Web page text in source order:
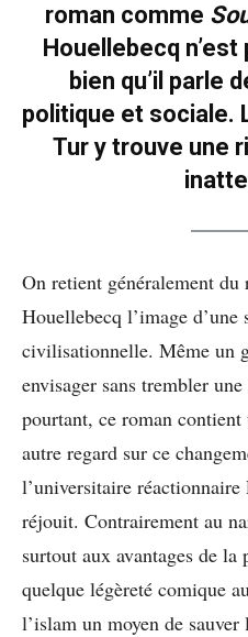
roman comme
Houellebecq
bien qu’il parle
politique et sociale.
Tur y trouve une
On retient généralement du
Houellebecq l’image d’une
civilisationnelle. Même un
envisager sans trembler
pourtant, ce roman
autre regard sur ce
l’universitaire réactionnaire
réjouit. Contrairement au
surtout aux avantages de
quelque légèreté comique
l’islam un moyen de sauver